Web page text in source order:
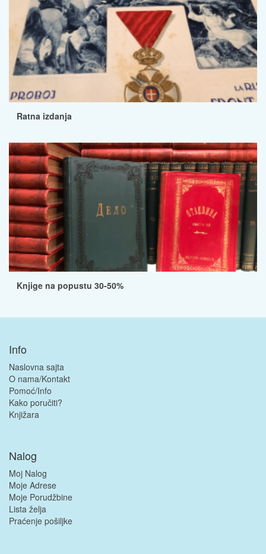
Ratna izdanja
Knjige na popustu 30-50%
Info
Naslovna sajta
O nama/Kontakt
Pomoć/Info
Kako poručiti?
Knjižara
Nalog
Moj Nalog
Moje Adrese
Moje Porudžbine
Lista želja
Praćenje pošiljke